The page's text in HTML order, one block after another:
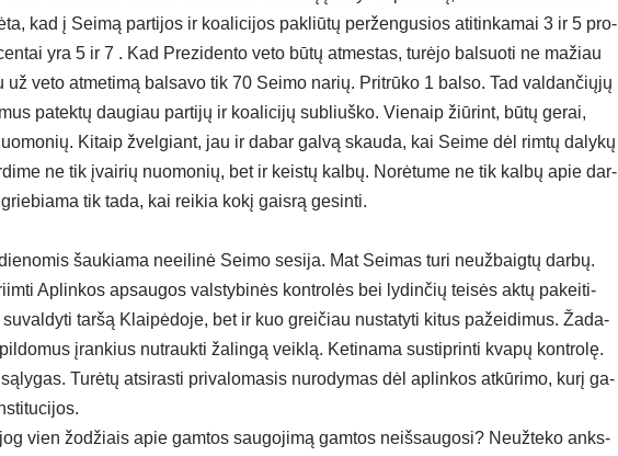
kad į Sei­mą par­ti­jos ir koa­li­ci­jos pa­kliū­tų per­žen­gu­sios ati­tin­ka­mai 3 ir 5 pro­
yra 5 ir 7 . Kad Pre­zi­den­to ve­to bū­tų at­mes­tas, tu­rė­jo bal­suo­ti ne ma­žiau
už ve­to at­me­ti­mą bal­sa­vo tik 70 Sei­mo na­rių. Prit­rū­ko 1 bal­so. Tad val­dan­čių­jų
pa­tek­tų dau­giau par­ti­jų ir koa­li­ci­jų su­bliuš­ko. Vie­naip žiū­rint, bū­tų ge­rai,
Ki­taip žvel­giant, jau ir da­bar gal­vą skau­da, kai Sei­me dėl rim­tų da­ly­kų
ne tik įvai­rių nuo­mo­nių, bet ir keis­tų kal­bų. No­rė­tu­me ne tik kal­bų apie dar­
tik ta­da, kai rei­kia ko­kį gais­rą ge­sin­ti.
šau­kia­ma neei­li­nė Sei­mo se­si­ja. Mat Sei­mas tu­ri neuž­baig­tų dar­bų.
Ap­lin­kos ap­sau­gos vals­ty­bi­nės kont­ro­lės bei ly­din­čių tei­sės ak­tų pa­kei­ti­
tar­šą Klai­pė­do­je, bet ir kuo grei­čiau nu­sta­ty­ti ki­tus pa­žei­di­mus. Ža­da­
įran­kius nu­trauk­ti ža­lin­gą veik­lą. Ke­ti­na­ma su­stip­rin­ti kva­pų kont­ro­lę.
Tu­rė­tų at­si­ras­ti pri­va­lo­ma­sis nu­ro­dy­mas dėl ap­lin­kos at­kū­ri­mo, ku­rį ga­
vien žo­džiais apie gam­tos sau­go­ji­mą gam­tos neiš­sau­go­si? Neuž­te­ko anks­